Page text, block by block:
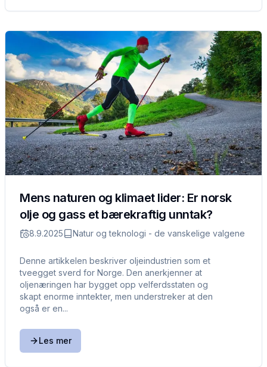
Mens naturen og klimaet lider: Er norsk
olje og gass et bærekraftig unntak?
8.9.2025 Natur og teknologi - de vanskelige valgene
Denne artikkelen beskriver oljeindustrien som et
tveegget sverd for Norge. Den anerkjenner at
oljenæringen har bygget opp velferdsstaten og
skapt enorme inntekter, men understreker at den
også er en...
Les mer